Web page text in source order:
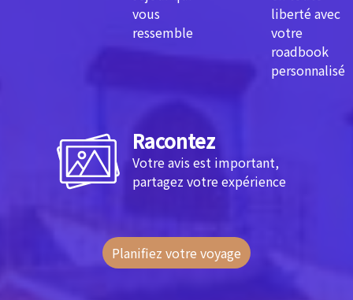
vous
ressemble
liberté avec
votre
roadbook
personnalisé
Racontez
Votre avis est important,
partagez votre expérience
Planifiez votre voyage